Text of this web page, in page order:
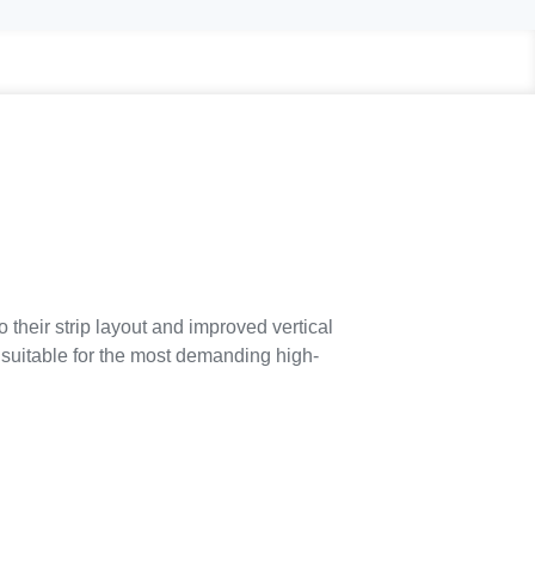
strip layout and improved vertical
for the most demanding high-